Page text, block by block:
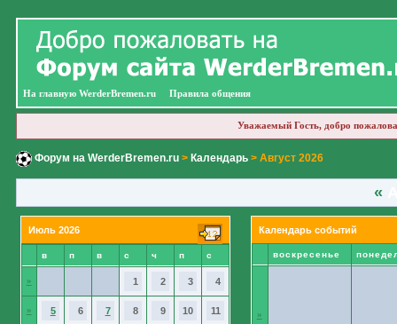
На главную WerderBremen.ru Правила общения
Уважаемый Гость, добро
Форум на WerderBremen.ru> Календарь> Август 2026
«
Июль 2026
в п в с ч п с
» 1 2 3 4
» 5 6 7 8 9 10 11
Календарь событий
воскресенье
»